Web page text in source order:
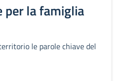
per la famiglia
le parole chiave del